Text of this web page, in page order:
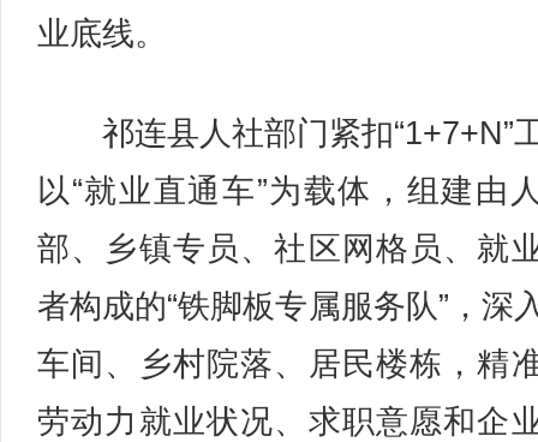
业底线。
祁连县人社部门紧扣“1+7+N”
以“就业直通车”为载体，组建由
部、乡镇专员、社区网格员、就
者构成的“铁脚板专属服务队”，深
车间、乡村院落、居民楼栋，精
劳动力就业状况、求职意愿和企